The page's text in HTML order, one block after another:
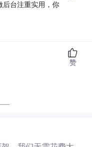
后台注重实用，你
赞